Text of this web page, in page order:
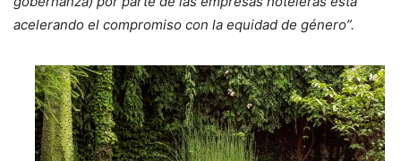
acelerando el compromiso con la equidad de género”.